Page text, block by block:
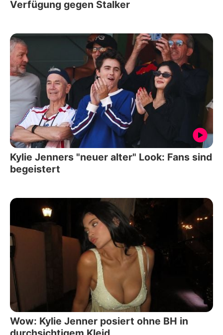
Verfügung gegen Stalker
Kylie Jenners "neuer alter" Look: Fans sind
begeistert
Wow: Kylie Jenner posiert ohne BH in